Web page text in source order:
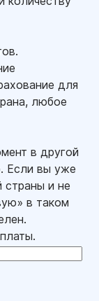
для
любое
в другой
Если вы уже
и не
в таком